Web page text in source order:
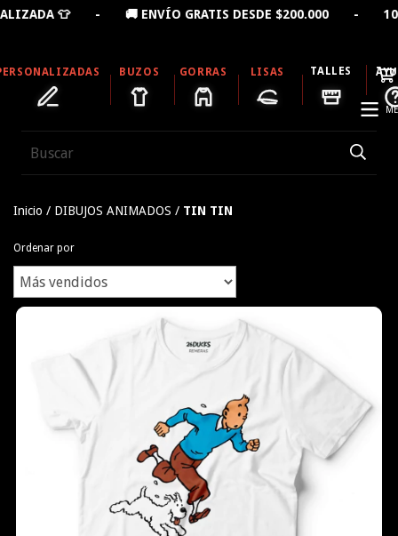
👕 - 🚚 ENVÍO GRATIS DESDE $200.000 - 10%
BUZOS GORRAS LISAS TALLES
Inicio / DIBUJOS ANIMADOS / TIN TIN
Ordenar por